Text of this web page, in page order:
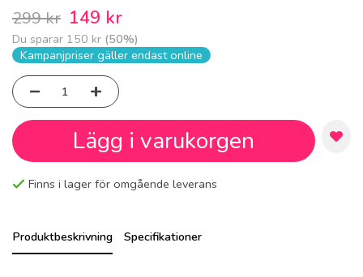
299 kr 149 kr
Du sparar 150 kr (50%)
Kampanjpriser gäller endast online
Lägg i varukorgen
Finns i lager för omgående leverans
Produktbeskrivning Specifikationer